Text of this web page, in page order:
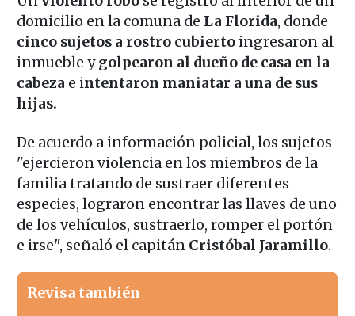
domicilio en la comuna de La Florida, donde
cinco sujetos a rostro cubiertoingresaron al
inmueble ygolpearon al dueño de casa en la
cabeza e intentaron maniatar a una de sus
hijas.
De acuerdo a información policial, los sujetos
"ejercieron violencia en los miembros de la
familia tratando de sustraer diferentes
especies, lograron encontrar las llaves de uno
de los vehículos, sustraerlo, romper el portón
e irse", señaló el capitán Cristóbal Jaramillo.
Revisa también